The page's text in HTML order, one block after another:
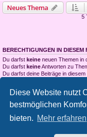
Diese Website nutzt
bestmöglichen
bieten. Mehr erfahren
Neues Thema
5
BERECHTIGUNGEN IN DIESEM
Du darfst keine neuen Themen in
Du darfst keineAntworten zu
Du darfst deine Beiträge in
Startseite Portal
Copyright